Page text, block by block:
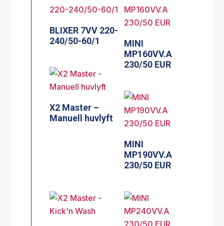
BLIXER 7VV 220-
240/50-60/1
MINI
MP160VV.A
230/50 EUR
X2 Master –
Manuell huvlyft
MINI
MP190VV.A
230/50 EUR